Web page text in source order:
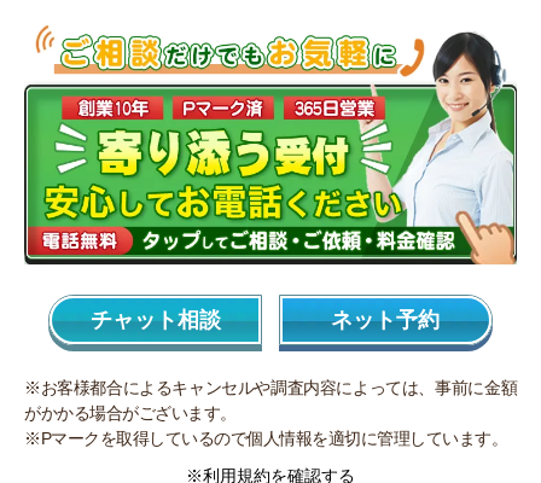
チャット相談 ネット予約
※お客様都合によるキャンセルや調査内容によっては、事前に金額
がかかる場合がございます。
※Pマークを取得しているので個人情報を適切に管理しています。
※利用規約を確認する